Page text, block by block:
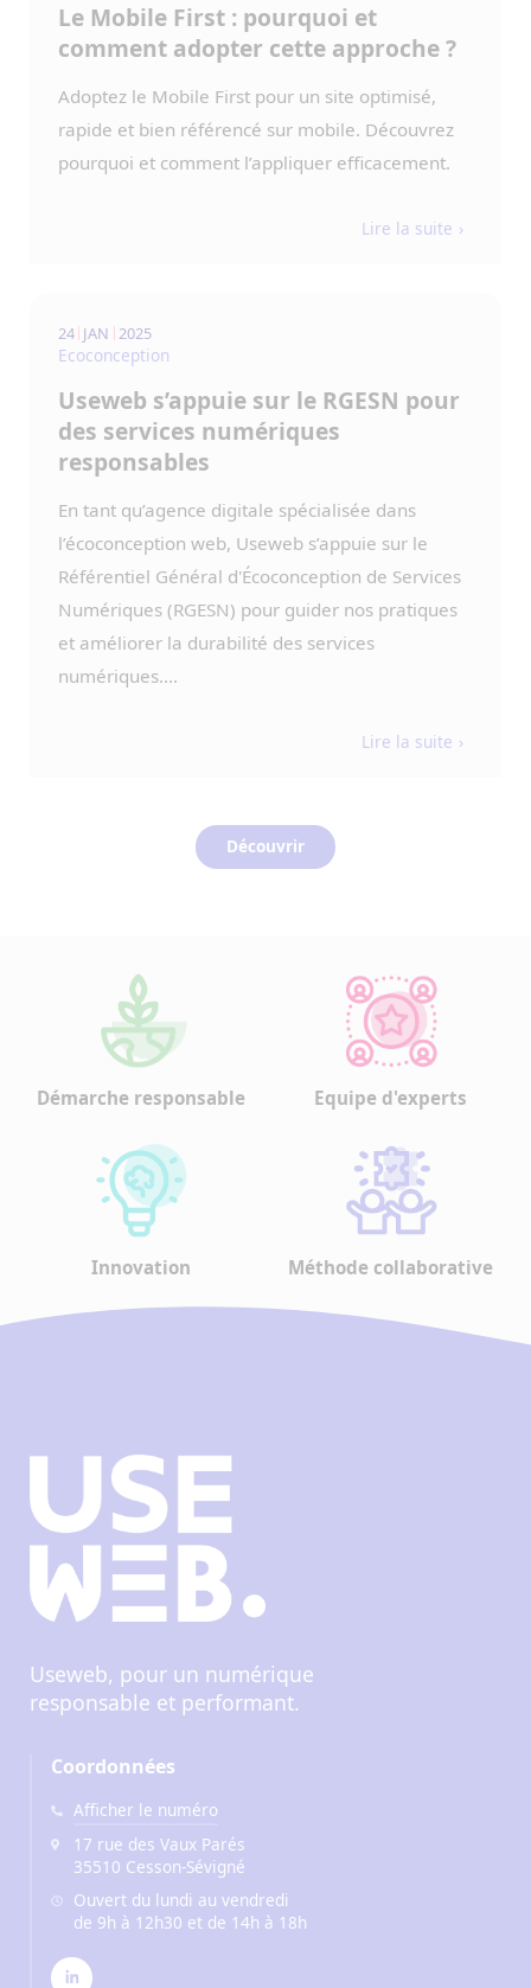
Le Mobile First : pourquoi et
comment adopter cette approche ?
Adoptez le Mobile First pour un site optimisé,
rapide et bien référencé sur mobile. Découvrez
pourquoi et comment l’appliquer efficacement.
Lire la suite
24 JAN 2025
Ecoconception
Useweb s’appuie sur le RGESN pour
des services numériques
responsables
En tant qu’agence digitale spécialisée dans
l’écoconception web, Useweb s’appuie sur le
Référentiel Général d'Écoconception de Services
Numériques (RGESN) pour guider nos pratiques
et améliorer la durabilité des services
numériques....
Lire la suite
Découvrir
Démarche responsable Equipe d'experts
Innovation Méthode collaborative
Useweb, pour un numérique
responsable et performant.
Coordonnées
Afficher le numéro
17 rue des Vaux Parés
35510 Cesson-Sévigné
Ouvert du lundi au vendredi
de 9h à 12h30 et de 14h à 18h